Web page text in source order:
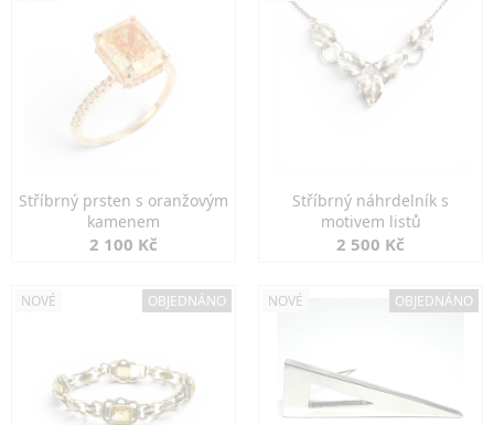
Stříbrný prsten s oranžovým
kamenem
2 100 Kč
Stříbrný náhrdelník s
motivem listů
2 500 Kč
NOVÉ OBJEDNÁNO NOVÉ OBJEDNÁNO